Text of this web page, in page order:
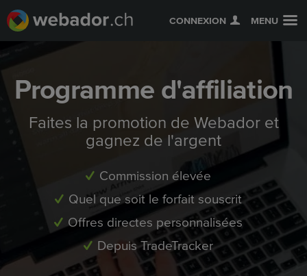
CONNEXION MENU
Programme d'affiliation
Faites la promotion de Webador et
gagnez de l'argent
Commission élevée
Quel que soit le forfait souscrit
Offres directes personnalisées
Depuis TradeTracker